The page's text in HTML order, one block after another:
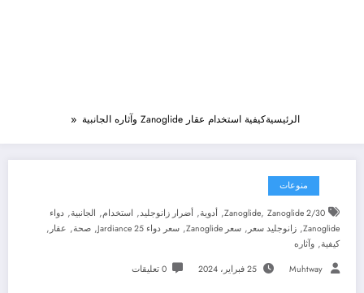
الرئيسيةكيفية استخدام عقار Zanoglide وآثاره الجانبية
منوعات
Zanoglide,Zanoglide 2/30
, أدوية, أضرار زانوجليد, استخدام, الجانبية, دواء
Zanoglide
, زانوجليد سعر , سعر Zanoglide , سعر دواء Jardiance 25 , صحة, عقار ,
كيفية, وآثاره
Muhtway 25 فبراير، 2024 0 تعليقات